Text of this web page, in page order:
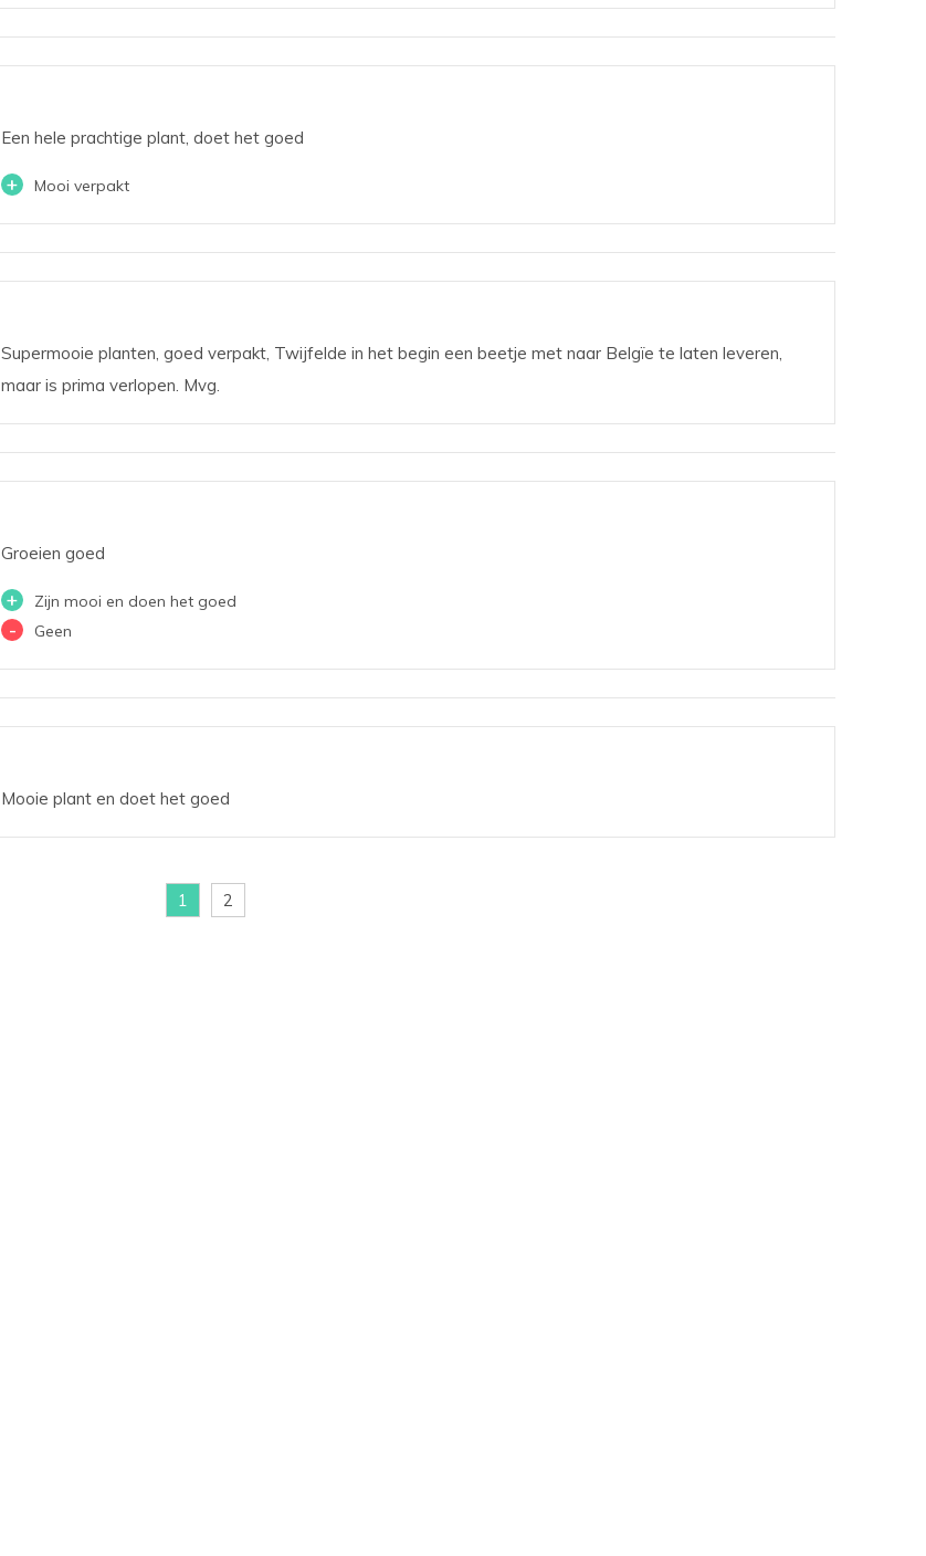
Een hele prachtige plant, doet het goed
+ Mooi verpakt
Supermooie planten, goed verpakt, Twijfelde in het begin een beetje met naar Belgïe te laten leveren,
maar is prima verlopen. Mvg.
Groeien goed
+ Zijn mooi en doen het goed
- Geen
Mooie plant en doet het goed
1 2